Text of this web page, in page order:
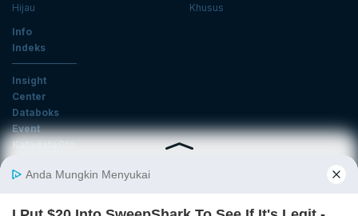
Hijau
Khusus
Info
Indeks
Insight
Center
Databoks
Event
KatadataOto
Email